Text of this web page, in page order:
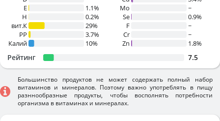
E
1.1%
H
0.2%
вит.К
29%
PP
3.7%
Калий
10%
Mo
~
Se
0.9%
F
~
Cr
~
Zn
1.8%
Рейтинг 7.5
Большинство продуктов не может содержать полный набор
витаминов и минералов. Поэтому важно употреблять в пищу
разннообразные продукты, чтобы восполнять потребности
организма в витаминах и минералах.